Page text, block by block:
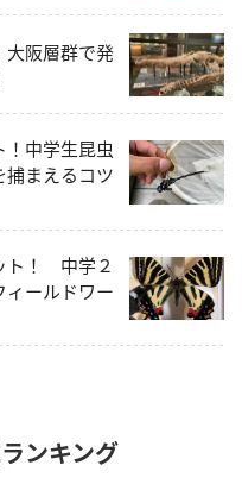
大阪層群で発
中学生昆虫
まえるコツ
ト！ 中学２
ールドワー
ンキング